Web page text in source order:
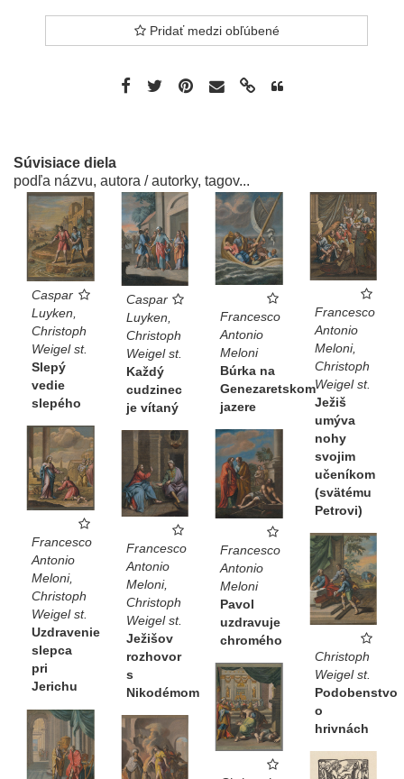
Pridať medzi obľúbené
Súvisiace diela
podľa názvu, autora / autorky, tagov...
Caspar
Luyken,
Christoph
Weigel st.
Slepý
vedie
slepého
Caspar
Luyken,
Christoph
Weigel st.
Každý
cudzinec
je vítaný
Francesco
Antonio
Meloni
Búrka na
Genezaretskom
jazere
Francesco
Antonio
Meloni,
Christoph
Weigel st.
Ježiš
umýva
nohy
svojim
učeníkom
(svätému
Petrovi)
Francesco
Antonio
Meloni,
Christoph
Weigel st.
Uzdravenie
slepca
pri
Jerichu
Francesco
Antonio
Meloni
Pavol
uzdravuje
chromého
Francesco
Antonio
Meloni,
Christoph
Weigel st.
Ježišov
rozhovor
s
Nikodémom
Christoph
Weigel st.
Podobenstvo
o
hrivnách